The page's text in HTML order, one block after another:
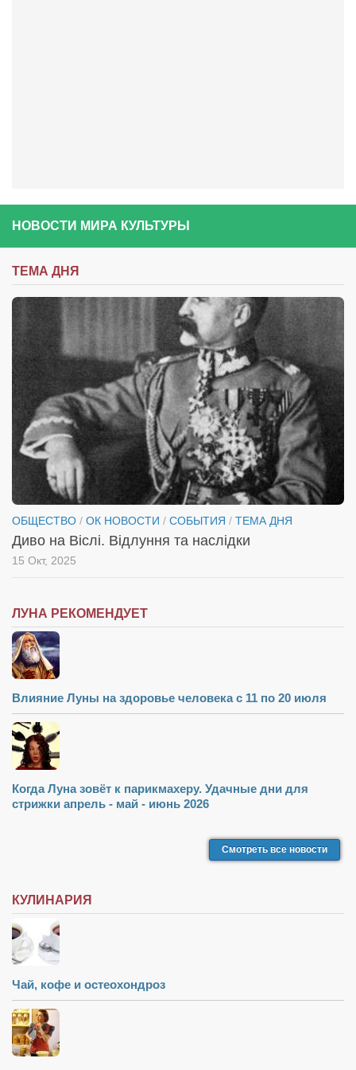
«CYCLE GARAGE» — магазин велосипедов
МАГАЗИН СТИХОВ НА ЗАКАЗ
«Павел» — магазин мужской одежды
Туризм
«Траверс» — экипировочный центр
Журналисты
Александр Гвоздик
Александр Кугук
Музыканты
Евгений Касьяненко
Сергей Коноз
Alfom Studio
Писатели
Поэты
Режиссёры
Художники
Анна Гидора
Марина Фенота
Гостиная
Он и Она
НОВОСТИ МИРА КУЛЬТУРЫ
ТЕМА ДНЯ
ОБЩЕСТВО / ОК НОВОСТИ / СОБЫТИЯ / ТЕМА ДНЯ
Диво на Віслі. Відлуння та наслідки
15 Окт, 2025
ЛУНА РЕКОМЕНДУЕТ
Влияние Луны на здоровье человека с 11 по 20 июля
Когда Луна зовёт к парикмахеру. Удачные дни для
стрижки апрель - май - июнь 2026
Смотреть все новости
КУЛИНАРИЯ
Чай, кофе и остеохондроз